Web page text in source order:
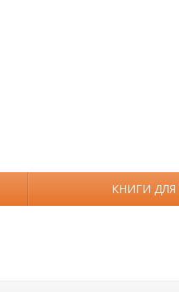
КНИГИ ДЛЯ